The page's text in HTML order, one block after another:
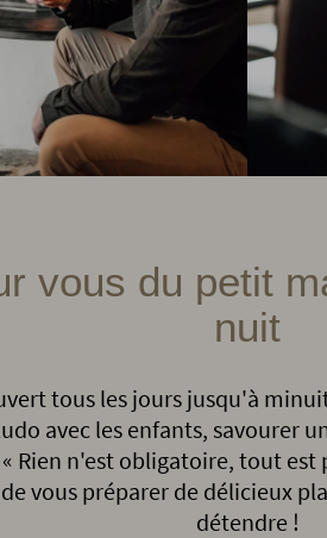
vous du petit
nuit
tous les jours jusqu'à
avec les enfants, savourer
Rien n'est obligatoire, tout est
vous préparer de délicieux
détendre !